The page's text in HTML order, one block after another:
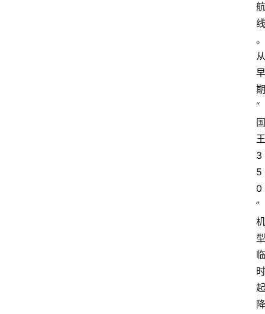
航
线
。
从
早
期
“
国
王
3
5
0
”
机
型
临
时
起
降